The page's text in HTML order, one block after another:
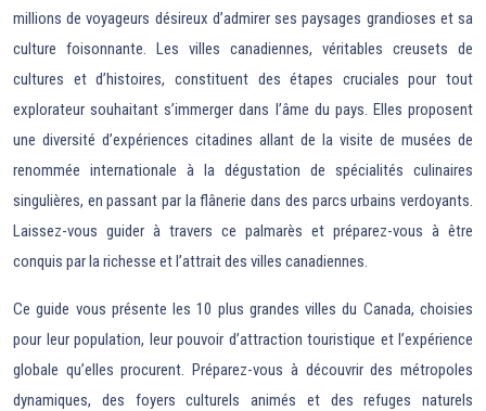
millions de voyageurs désireux d’admirer ses paysages grandioses et sa
culture foisonnante. Les villes canadiennes, véritables creusets de
cultures et d’histoires, constituent des étapes cruciales pour tout
explorateur souhaitant s’immerger dans l’âme du pays. Elles proposent
une diversité d’expériences citadines allant de la visite de musées de
renommée internationale à la dégustation de spécialités culinaires
singulières, en passant par la flânerie dans des parcs urbains verdoyants.
Laissez-vous guider à travers ce palmarès et préparez-vous à être
conquis par la richesse et l’attrait des villes canadiennes.
Ce guide vous présente les 10 plus grandes villes du Canada, choisies
pour leur population, leur pouvoir d’attraction touristique et l’expérience
globale qu’elles procurent. Préparez-vous à découvrir des métropoles
dynamiques, des foyers culturels animés et des refuges naturels